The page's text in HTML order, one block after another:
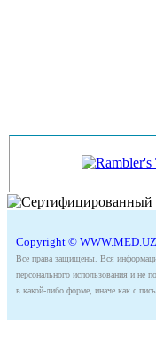
Copyright ©
Все права защищены. Вся
персонального использования и не
в какой-либо форме, иначе как с